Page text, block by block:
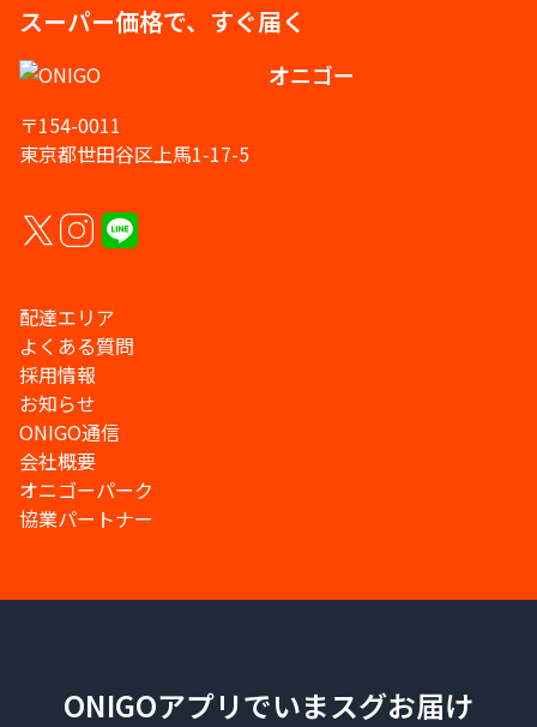
スーパー価格で、すぐ届く
オニゴー
〒154-0011
東京都世田谷区上馬1-17-5
配達エリア
よくある質問
採用情報
お知らせ
ONIGO通信
会社概要
オニゴーパーク
協業パートナー
ONIGOアプリでいまスグお届け